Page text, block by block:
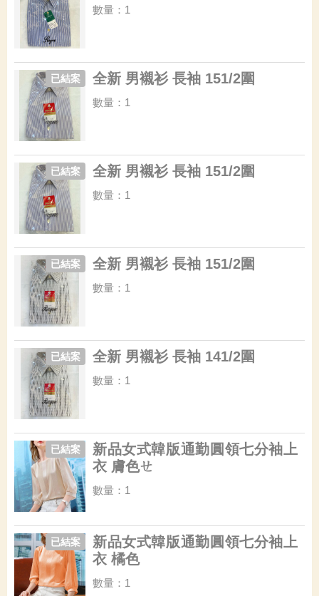
數量：1
全新 男襯衫 長袖 151/2圍
已結案
數量：1
全新 男襯衫 長袖 151/2圍
已結案
數量：1
全新 男襯衫 長袖 151/2圍
已結案
數量：1
全新 男襯衫 長袖 141/2圍
已結案
數量：1
新品女式韓版通勤圓領七分袖上
衣 膚色ㄝ
已結案
數量：1
新品女式韓版通勤圓領七分袖上
衣 橘色
已結案
數量：1